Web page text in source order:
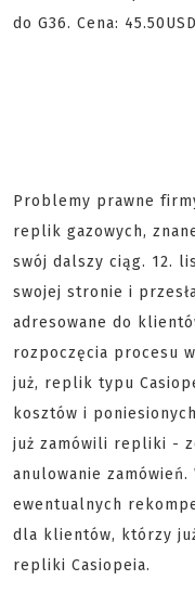
do G36. Cena:
Problemy prawne
replik gazowych,
swój dalszy ciąg. 12.
swojej stronie i
adresowane do
rozpoczęcia procesu
już, replik typu
kosztów i
już zamówili repliki -
anulowanie
ewentualnych
dla klientów, którzy
repliki Casiopeia.